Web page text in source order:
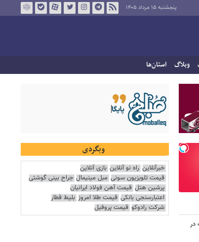
پنجشنبه ۱۵ مرداد ۱۴۰۵
وبلاگ استان‌ها
در
وبگردی
خبرآنلاین راه نو آنلاین بازی آنلاین
قیمت تلویزیون سونی مبل مینیمال جراح بینی گوشتی
پرشین هتل قیمت آهن فولاد ایرانیان
اعتبارسنجی بانکی قیمت طلا امروز بلیط قطار
شرکت رادوکو قیمت پروفیل